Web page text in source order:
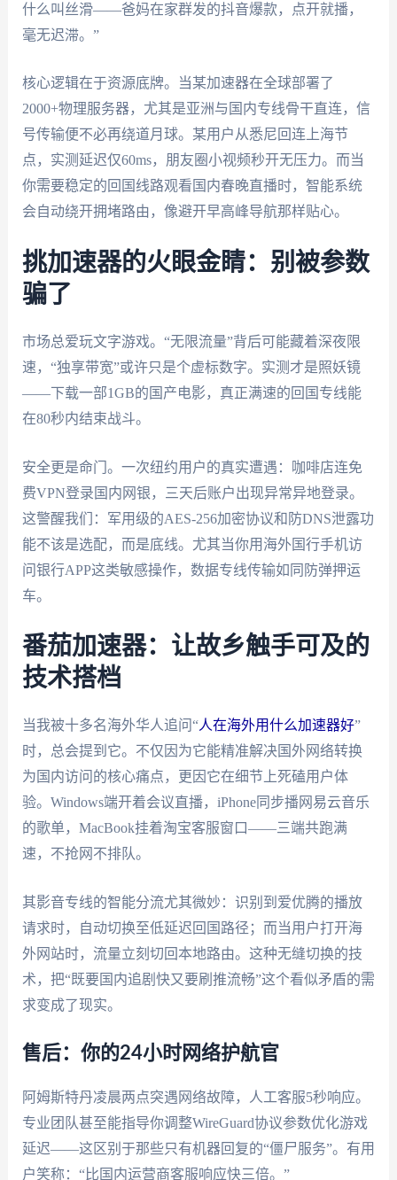
什么叫丝滑——爸妈在家群发的抖音爆款，点开就播，
毫无迟滞。”
核心逻辑在于资源底牌。当某加速器在全球部署了
2000+物理服务器，尤其是亚洲与国内专线骨干直连，信
号传输便不必再绕道月球。某用户从悉尼回连上海节
点，实测延迟仅60ms，朋友圈小视频秒开无压力。而当
你需要稳定的回国线路观看国内春晚直播时，智能系统
会自动绕开拥堵路由，像避开早高峰导航那样贴心。
挑加速器的火眼金睛：别被参数
骗了
市场总爱玩文字游戏。“无限流量”背后可能藏着深夜限
速，“独享带宽”或许只是个虚标数字。实测才是照妖镜
——下载一部1GB的国产电影，真正满速的回国专线能
在80秒内结束战斗。
安全更是命门。一次纽约用户的真实遭遇：咖啡店连免
费VPN登录国内网银，三天后账户出现异常异地登录。
这警醒我们：军用级的AES-256加密协议和防DNS泄露功
能不该是选配，而是底线。尤其当你用海外国行手机访
问银行APP这类敏感操作，数据专线传输如同防弹押运
车。
番茄加速器：让故乡触手可及的
技术搭档
当我被十多名海外华人追问“人在海外用什么加速器好”
时，总会提到它。不仅因为它能精准解决国外网络转换
为国内访问的核心痛点，更因它在细节上死磕用户体
验。Windows端开着会议直播，iPhone同步播网易云音乐
的歌单，MacBook挂着淘宝客服窗口——三端共跑满
速，不抢网不排队。
其影音专线的智能分流尤其微妙：识别到爱优腾的播放
请求时，自动切换至低延迟回国路径；而当用户打开海
外网站时，流量立刻切回本地路由。这种无缝切换的技
术，把“既要国内追剧快又要刷推流畅”这个看似矛盾的需
求变成了现实。
售后：你的24小时网络护航官
阿姆斯特丹凌晨两点突遇网络故障，人工客服5秒响应。
专业团队甚至能指导你调整WireGuard协议参数优化游戏
延迟——这区别于那些只有机器回复的“僵尸服务”。有用
户笑称：“比国内运营商客服响应快三倍。”